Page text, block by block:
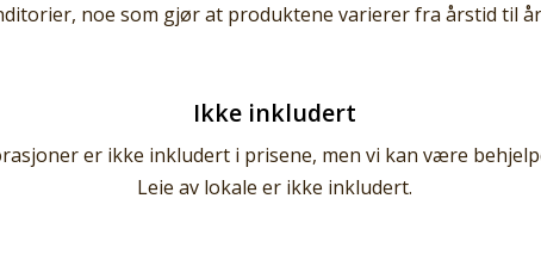
noe som gjør at produktene varierer fra årstid til
Ikke inkludert
er ikke inkludert i prisene, men vi kan være
Leie av lokale er ikke inkludert.